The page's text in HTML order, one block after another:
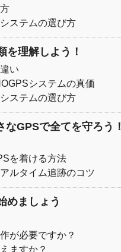
ステムの選び方
を理解しよう！
い
システムの真価
ステムの選び方
GPSで全てを守ろう！
を着ける方法
ルタイム追跡のコツ
めましょう
が必要ですか？
ますか？